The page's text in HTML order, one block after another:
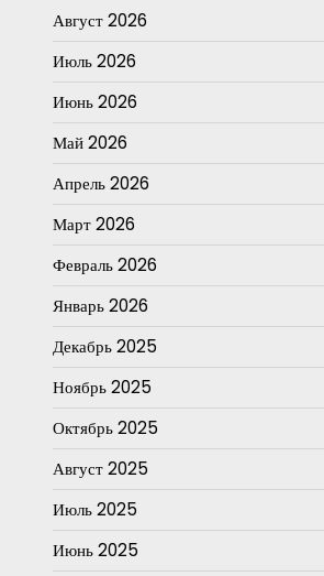
Август 2026
Июль 2026
Июнь 2026
Май 2026
Апрель 2026
Март 2026
Февраль 2026
Январь 2026
Декабрь 2025
Ноябрь 2025
Октябрь 2025
Август 2025
Июль 2025
Июнь 2025